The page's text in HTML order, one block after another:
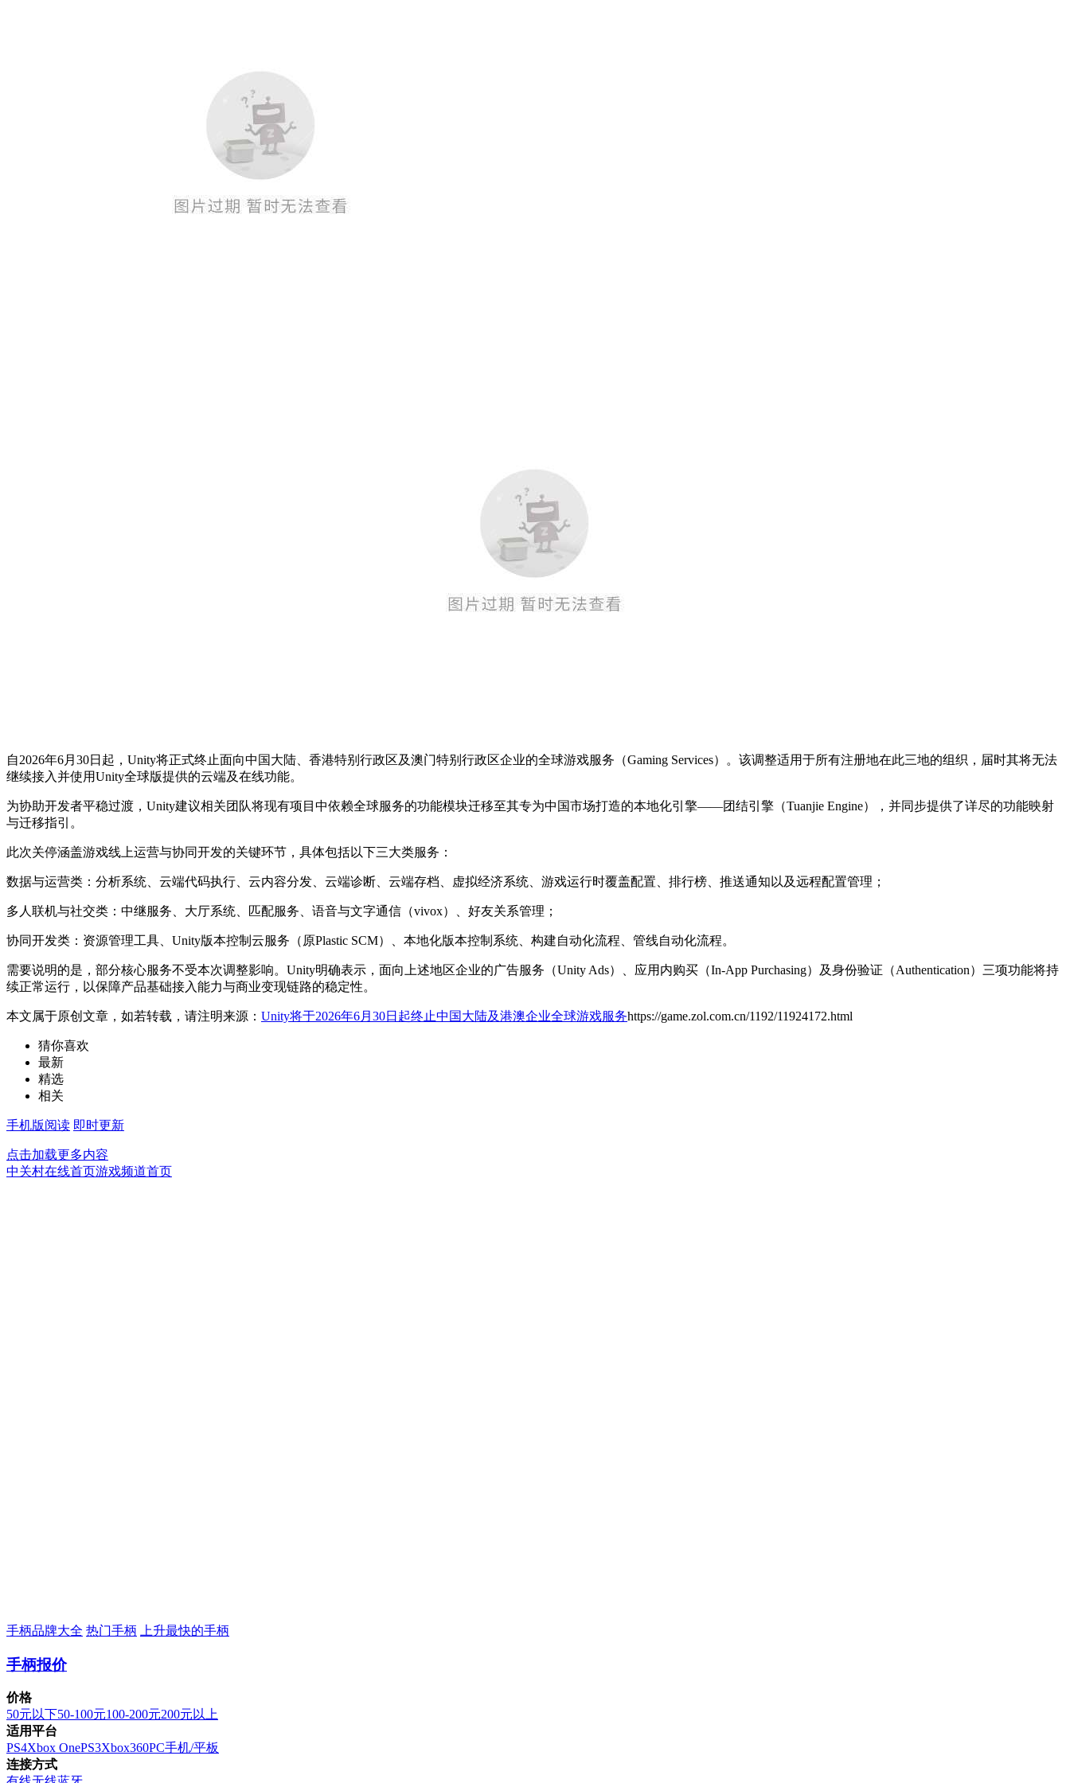
自2026年6月30日起，Unity将正式终止面向中国大陆、香港特别行政区及澳门特别行政区企业的全球游戏服务（Gaming Services）。该调整适用于所有注册地在此三地的组织，届时其将无法
继续接入并使用Unity全球版提供的云端及在线功能。
为协助开发者平稳过渡，Unity建议相关团队将现有项目中依赖全球服务的功能模块迁移至其专为中国市场打造的本地化引擎——团结引擎（Tuanjie Engine），并同步提供了详尽的功能映射
与迁移指引。
此次关停涵盖游戏线上运营与协同开发的关键环节，具体包括以下三大类服务：
数据与运营类：分析系统、云端代码执行、云内容分发、云端诊断、云端存档、虚拟经济系统、游戏运行时覆盖配置、排行榜、推送通知以及远程配置管理；
多人联机与社交类：中继服务、大厅系统、匹配服务、语音与文字通信（vivox）、好友关系管理；
协同开发类：资源管理工具、Unity版本控制云服务（原Plastic SCM）、本地化版本控制系统、构建自动化流程、管线自动化流程。
需要说明的是，部分核心服务不受本次调整影响。Unity明确表示，面向上述地区企业的广告服务（Unity Ads）、应用内购买（In-App Purchasing）及身份验证（Authentication）三项功能将持
续正常运行，以保障产品基础接入能力与商业变现链路的稳定性。
本文属于原创文章，如若转载，请注明来源： Unity将于2026年6月30日起终止中国大陆及港澳企业全球游戏服务https://game.zol.com.cn/1192/11924172.html
猜你喜欢
最新
精选
相关
手机版阅读 即时更新
点击加载更多内容
中关村在线首页游戏频道首页
手柄品牌大全 热门手柄 上升最快的手柄
手柄报价
价格
50元以下50-100元100-200元200元以上
适用平台
PS4Xbox OnePS3Xbox360PC手机/平板
连接方式